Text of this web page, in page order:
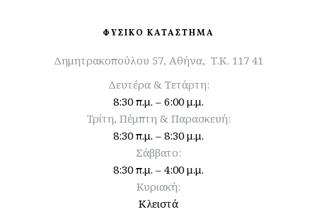
ΦΥΣΙΚΟ ΚΑΤΑΣΤΗΜΑ
Δημητρακοπούλου 57, Αθήνα, Τ.Κ. 117 41
Δευτέρα & Τετάρτη:
8:30 π.μ. – 6:00 μ.μ.
Τρίτη, Πέμπτη & Παρασκευή:
8:30 π.μ. – 8:30 μ.μ.
Σάββατο:
8:30 π.μ. – 4:00 μ.μ.
Κυριακή:
Κλειστά